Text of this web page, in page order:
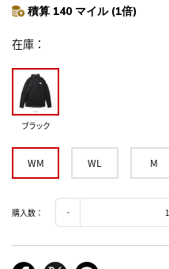
積算 140 マイル (1倍)
在庫
ブラック
WM WL M
購入数：